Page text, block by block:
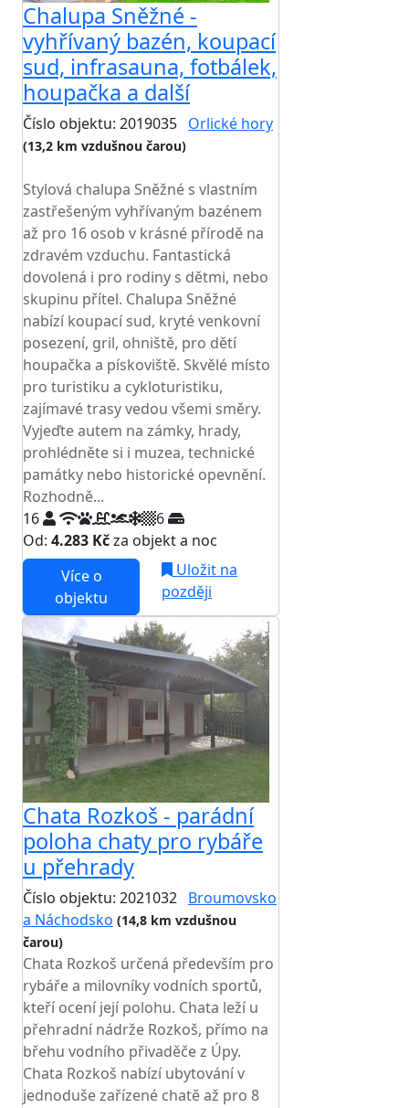
Chalupa Sněžné -
vyhřívaný bazén, koupací
sud, infrasauna, fotbálek,
houpačka a další
Číslo objektu: 2019035 Orlické hory
(13,2 km vzdušnou čarou)
Stylová chalupa Sněžné s vlastním
zastřešeným vyhřívaným bazénem
až pro 16 osob v krásné přírodě na
zdravém vzduchu. Fantastická
dovolená i pro rodiny s dětmi, nebo
skupinu přítel. Chalupa Sněžné
nabízí koupací sud, kryté venkovní
posezení, gril, ohniště, pro dětí
houpačka a pískoviště. Skvělé místo
pro turistiku a cykloturistiku,
zajímavé trasy vedou všemi směry.
Vyjeďte autem na zámky, hrady,
prohlédněte si i muzea, technické
památky nebo historické opevnění.
Rozhodně...
16
6
Od: 4.283 Kčza objekt a noc
Více o
objektu
Uložit na
později
Chata Rozkoš - parádní
poloha chaty pro rybáře
u přehrady
Číslo objektu: 2021032 Broumovsko
a Náchodsko (14,8 km vzdušnou
čarou)
Chata Rozkoš určená především pro
rybáře a milovníky vodních sportů,
kteří ocení její polohu. Chata leží u
přehradní nádrže Rozkoš, přímo na
břehu vodního přivaděče z Úpy.
Chata Rozkoš nabízí ubytování v
jednoduše zařízené chatě až pro 8